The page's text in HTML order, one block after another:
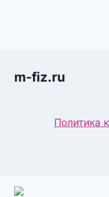
m-fiz.ru
Политика